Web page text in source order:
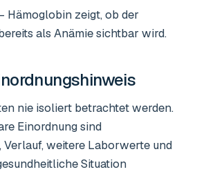
Hämoglobin zeigt, ob der
als Anämie sichtbar wird.
nie isoliert betrachtet werden.
Einordnung sind
Verlauf, weitere Laborwerte und
Situation